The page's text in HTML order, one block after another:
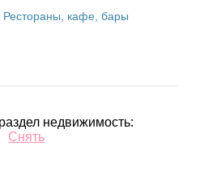
Рестораны, кафе, бары
недвижимость:
Снять